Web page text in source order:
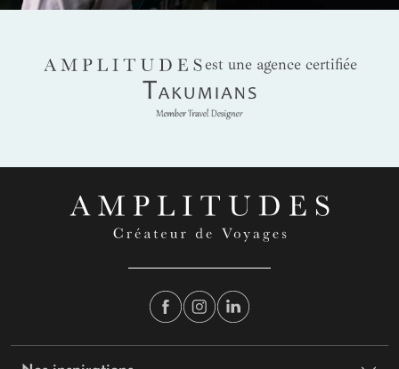
AMPLITUDES
est une agence certifiée
Takumians